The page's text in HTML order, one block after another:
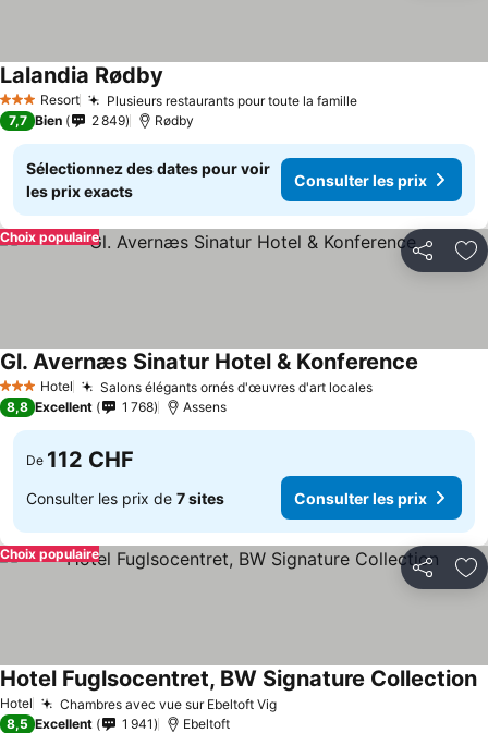
3 ÉtoilesResort Plusieurs restaurants pour toute la famille
Lalandia Rødby
7,7 Bien 2 849 Rødby
Sélectionnez des dates pour voir
les prix exacts
Consulter les prix
Partager
Choix populaire
3 ÉtoilesHotel Salons élégants ornés d'œuvres d'art locales
Gl. Avernæs Sinatur Hotel & Konference
8,8 Excellent 1 768 Assens
De 112 CHF
Consulter les prix de 7 sites Consulter les prix
Partager
Choix populaire
Hotel Chambres avec vue sur Ebeltoft Vig
Hotel Fuglsocentret, BW Signature Collection
8,5 Excellent 1 941 Ebeltoft